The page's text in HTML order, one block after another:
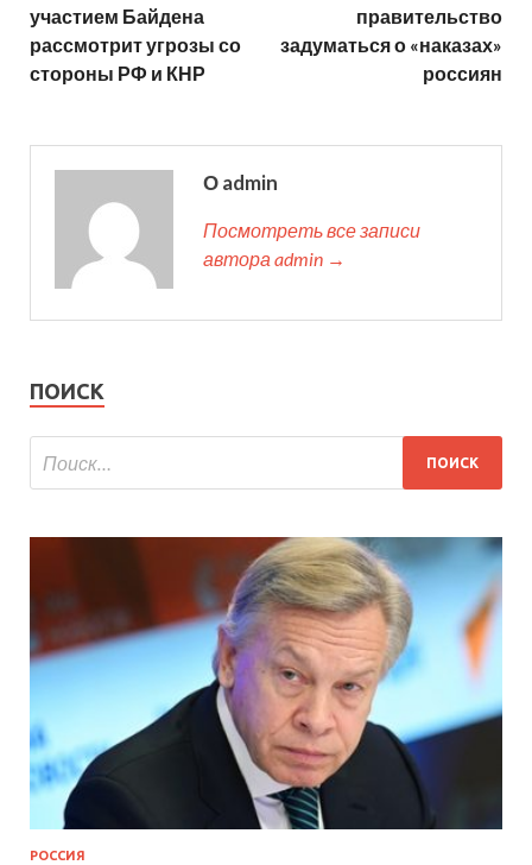
участием Байдена
рассмотрит угрозы со
стороны РФ и КНР
правительство
задуматься о «наказах»
россиян
О admin
Посмотреть все записи
автора admin →
ПОИСК
РОССИЯ